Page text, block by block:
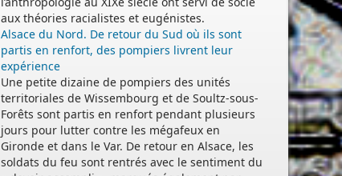
aux théories racialistes et eugénistes.
Alsace du Nord. De retour du Sud où ils sont
partis en renfort, des pompiers livrent leur
expérience
Une petite dizaine de pompiers des unités
territoriales de Wissembourg et de Soultz-sous-
Forêts sont partis en renfort pendant plusieurs
jours pour lutter contre les mégafeux en
Gironde et dans le Var. De retour en Alsace, les
soldats du feu sont rentrés avec le sentiment du